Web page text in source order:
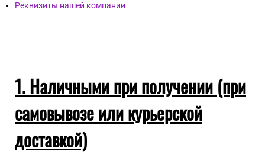
Реквизиты нашей компании
1. Наличными при получении (при
самовывозе или курьерской
доставкой)